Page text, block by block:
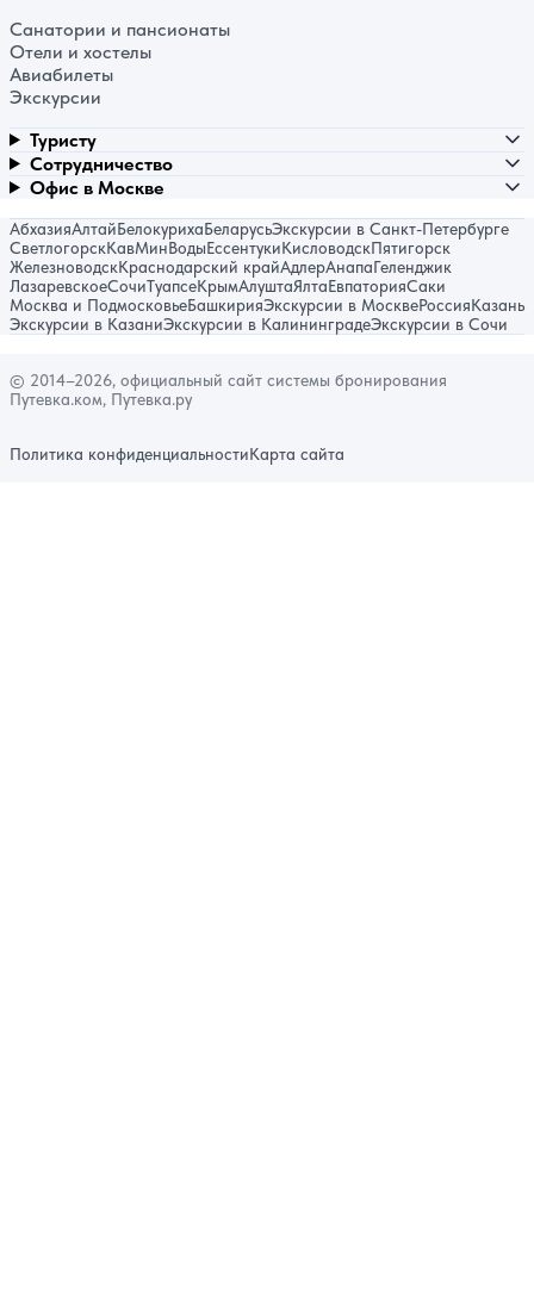
Санатории и пансионаты
Отели и хостелы
Авиабилеты
Экскурсии
Туристу
Сотрудничество
Офис в Москве
АбхазияАлтайБелокурихаБеларусьЭкскурсии в Санкт-Петербурге
СветлогорскКавМинВодыЕссентукиКисловодскПятигорск
ЖелезноводскКраснодарский крайАдлерАнапаГеленджик
ЛазаревскоеСочиТуапсеКрымАлуштаЯлтаЕвпаторияСаки
Москва и ПодмосковьеБашкирияЭкскурсии в МосквеРоссияКазань
Экскурсии в КазаниЭкскурсии в КалининградеЭкскурсии в Сочи
© 2014–2026, официальный сайт системы бронирования
Путевка.ком, Путевка.ру
Политика конфиденциальностиКарта сайта